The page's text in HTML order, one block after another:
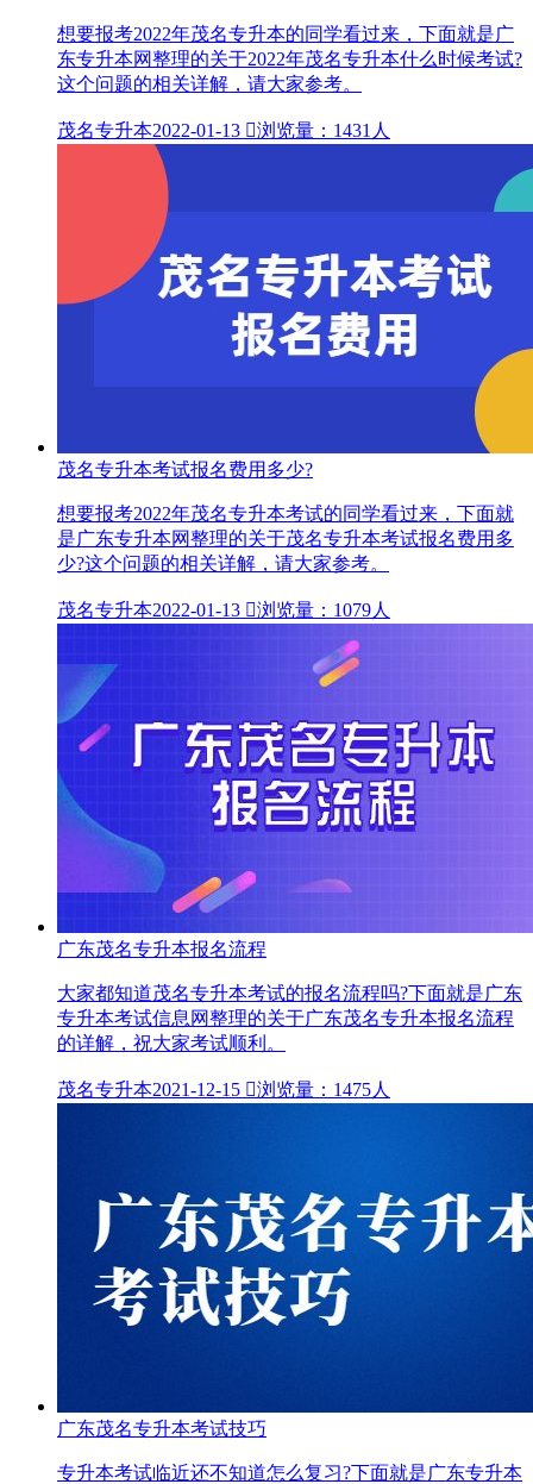
想要报考2022年茂名专升本的同学看过来，下面就是广
东专升本网整理的关于2022年茂名专升本什么时候考试?
这个问题的相关详解，请大家参考。
茂名专升本2022-01-13 浏览量：1431人
茂名专升本考试报名费用多少?
想要报考2022年茂名专升本考试的同学看过来，下面就
是广东专升本网整理的关于茂名专升本考试报名费用多
少?这个问题的相关详解，请大家参考。
茂名专升本2022-01-13 浏览量：1079人
广东茂名专升本报名流程
大家都知道茂名专升本考试的报名流程吗?下面就是广东
专升本考试信息网整理的关于广东茂名专升本报名流程
的详解，祝大家考试顺利。
茂名专升本2021-12-15 浏览量：1475人
广东茂名专升本考试技巧
专升本考试临近还不知道怎么复习?下面就是广东专升本